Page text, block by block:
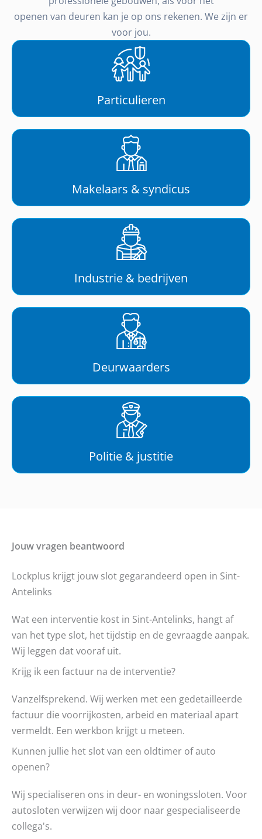
openen van deuren kan je op ons rekenen. We zijn er
voor jou.
Particulieren
Makelaars & syndicus
Industrie & bedrijven
Deurwaarders
Politie & justitie
Jouw vragen beantwoord
Lockplus krijgt jouw slot gegarandeerd open in Sint-
Antelinks
Wat een interventie kost in Sint-Antelinks, hangt af
van het type slot, het tijdstip en de gevraagde aanpak.
Wij leggen dat vooraf uit.
Krijg ik een factuur na de interventie?
Vanzelfsprekend. Wij werken met een gedetailleerde
factuur die voorrijkosten, arbeid en materiaal apart
vermeldt. Een werkbon krijgt u meteen.
Kunnen jullie het slot van een oldtimer of auto
openen?
Wij specialiseren ons in deur- en woningssloten. Voor
autosloten verwijzen wij door naar gespecialiseerde
collega's.